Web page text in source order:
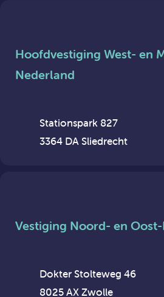
Hoofdvestiging West- en
Nederland
Stationspark 827
3364 DA Sliedrecht
Vestiging Noord- en
Dokter Stolteweg 46
8025 AX Zwolle